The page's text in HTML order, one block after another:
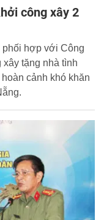
công xây 2
phối hợp với Công
tặng nhà tình
cảnh khó khăn